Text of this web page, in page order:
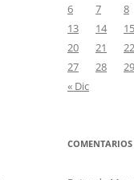
6
7 8
13
14 15
20
21 22
27
28 29
« Dic
COMENTARIOS